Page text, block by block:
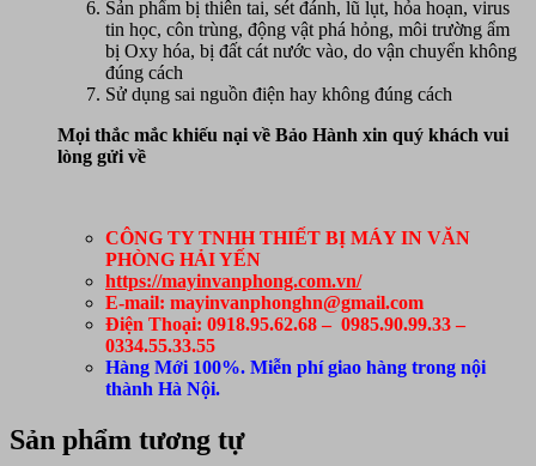
Sản phẩm bị thiên tai, sét đánh, lũ lụt, hỏa hoạn, virus
tin học, côn trùng, động vật phá hỏng, môi trường ẩm
bị Oxy hóa, bị đất cát nước vào, do vận chuyển không
đúng cách
Sử dụng sai nguồn điện hay không đúng cách
Mọi thắc mắc khiếu nại về Bảo Hành xin quý khách vui
lòng gửi về
CÔNG TY TNHH THIẾT BỊ MÁY IN VĂN
PHÒNG HẢI YẾN
https://mayinvanphong.com.vn/
E-mail: mayinvanphonghn@gmail.com
Điện Thoại: 0918.95.62.68 – 0985.90.99.33 –
0334.55.33.55
Hàng Mới 100%. Miễn phí giao hàng trong nội
thành Hà Nội.
Sản phẩm tương tự